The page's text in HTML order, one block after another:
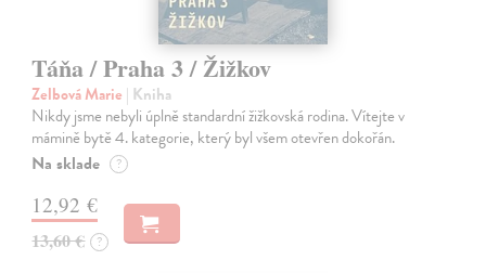
Táňa / Praha 3 / Žižkov
Zelbová Marie | Kniha
Nikdy jsme nebyli úplně standardní žižkovská rodina. Vítejte v
mámině bytě 4. kategorie, který byl všem otevřen dokořán.
Na sklade ?
12,92 €
13,60 € ?